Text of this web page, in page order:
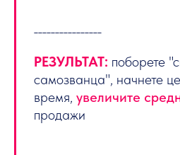
РЕЗУЛЬТАТ: поборете
самозванца", начнете
время, увеличите
продажи